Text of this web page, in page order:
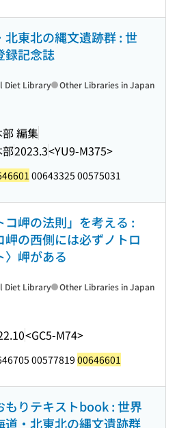
北東北の縄文遺跡群 : 世
録記念誌
編集
2023.3<YU9-M375>
Diet Library Other Libraries in Japan
00643325 00575031
コ岬の法則」を考える :
岬の西側には必ずノトロ
〉岬がある
<GC5-M74>
Diet Library Other Libraries in Japan
00577819 00646601
もりテキストbook : 世界
道・北東北の縄文遺跡群